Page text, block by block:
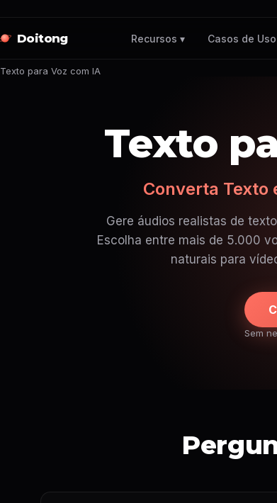
Doitong Recursos ▾ Casos de
Texto para Voz com IA
Texto
Converta Texto
Gere áudios realistas de
Escolha entre mais de 5.000
naturais para
Sem